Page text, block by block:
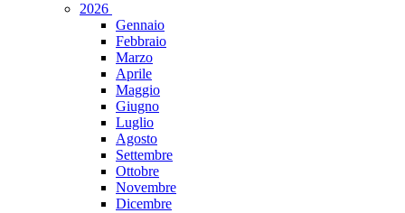
2026
Gennaio
Febbraio
Marzo
Aprile
Maggio
Giugno
Luglio
Agosto
Settembre
Ottobre
Novembre
Dicembre